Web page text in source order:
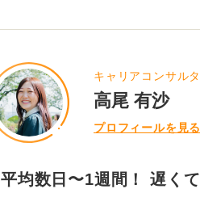
キャリアコンサル
高尾 有沙
プロフィールを見る
平均数日〜1週間！ 遅く